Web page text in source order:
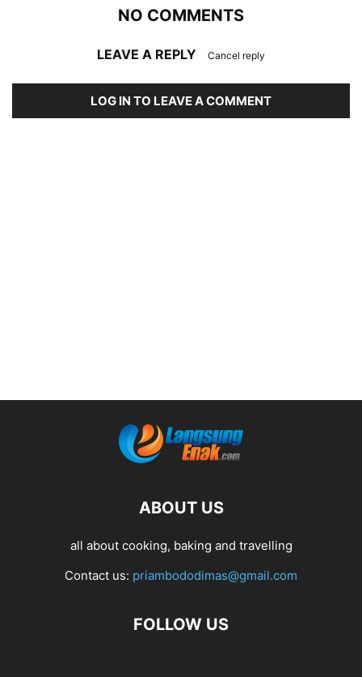
NO COMMENTS
LEAVE A REPLY Cancel reply
LOG IN TO LEAVE A COMMENT
ABOUT US
all about cooking, baking and travelling
Contact us: priambododimas@gmail.com
FOLLOW US